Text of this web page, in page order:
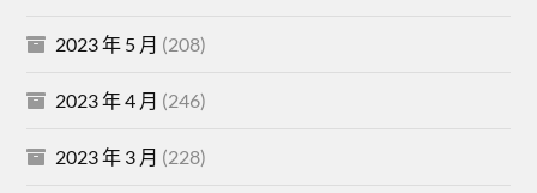
2023 年 5 月 (208)
2023 年 4 月 (246)
2023 年 3 月 (228)